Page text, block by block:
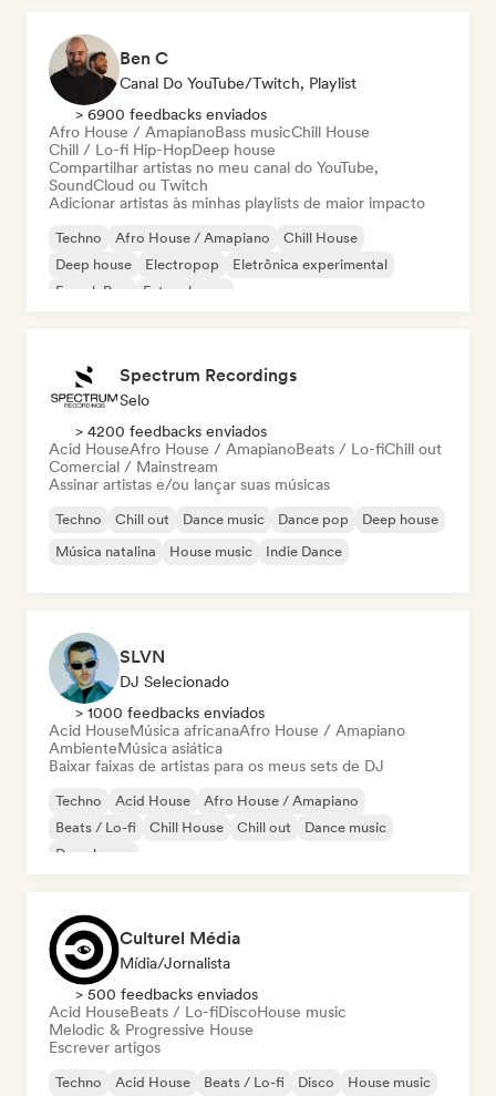
Ben C
Canal Do YouTube/Twitch, Playlist
> 6900 feedbacks enviados
Afro House / AmapianoBass musicChill House
Chill / Lo-fi Hip-HopDeep house
Compartilhar artistas no meu canal do YouTube,
SoundCloud ou Twitch
Adicionar artistas às minhas playlists de maior impacto
Techno Afro House / Amapiano
Chill House
Deep house
Electropop
Eletrônica experimental
French Pop
Future house
Spectrum Recordings
Selo
> 4200 feedbacks enviados
Acid HouseAfro House / AmapianoBeats / Lo-fiChill out
Comercial / Mainstream
Assinar artistas e/ou lançar suas músicas
Techno Chill out Dance music Dance pop
Deep house
Música natalina
House music Indie Dance
SLVN
DJ Selecionado
> 1000 feedbacks enviados
Acid HouseMúsica africanaAfro House / Amapiano
AmbienteMúsica asiática
Baixar faixas de artistas para os meus sets de DJ
Techno Acid House
Afro House / Amapiano
Beats / Lo-fi
Chill House Chill out
Dance music
Deep house
Culturel Média
Mídia/Jornalista
> 500 feedbacks enviados
Acid HouseBeats / Lo-fiDiscoHouse music
Melodic & Progressive House
Escrever artigos
Techno Acid House Beats / Lo-fi Disco House music